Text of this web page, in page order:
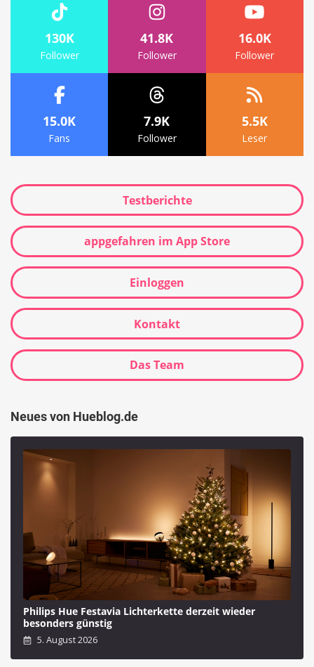
130K
Follower
41.8K
Follower
16.0K
Follower
15.0K
Fans
7.9K
Follower
5.5K
Leser
Testberichte
appgefahren im App Store
Einloggen
Kontakt
Das Team
Neues von Hueblog.de
Philips Hue Festavia Lichterkette derzeit wieder
besonders günstig
5. August 2026